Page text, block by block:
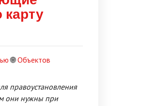
🌐Объектов
правоустановления
они нужны при